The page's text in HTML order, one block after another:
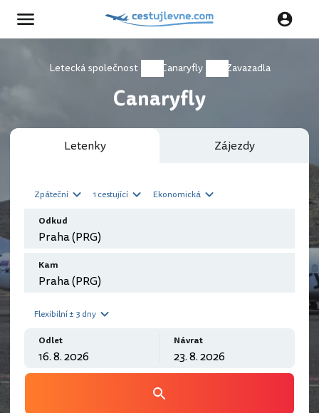
Letecká společnost Canaryfly Zavazadla
Canaryfly
Letenky Zájezdy
Zpáteční 1 cestující Ekonomická
Odkud
Kam
Flexibilní ± 3 dny
Odlet Návrat